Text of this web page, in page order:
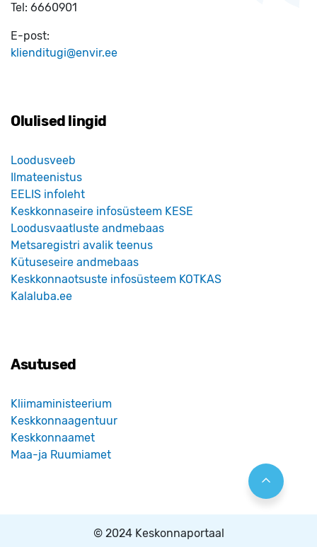
Tel: 6660901
E-post:
klienditugi@envir.ee
Olulised lingid
Loodusveeb
Ilmateenistus
EELIS infoleht
Keskkonnaseire infosüsteem KESE
Loodusvaatluste andmebaas
Metsaregistri avalik teenus
Kütuseseire andmebaas
Keskkonnaotsuste infosüsteem KOTKAS
Kalaluba.ee
Asutused
Kliimaministeerium
Keskkonnaagentuur
Keskkonnaamet
Maa-ja Ruumiamet
© 2024 Keskonnaportaal